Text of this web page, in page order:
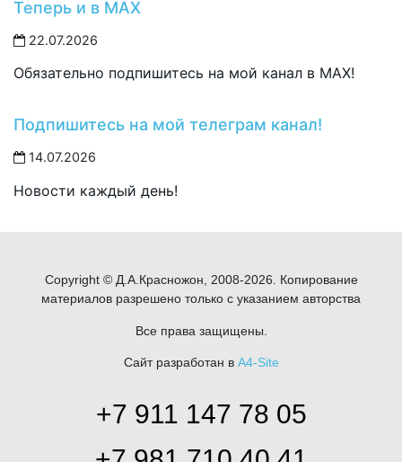
Теперь и в MAX
22.07.2026
Обязательно подпишитесь на мой канал в MAX!
Подпишитесь на мой телеграм канал!
14.07.2026
Новости каждый день!
Copyright © Д.А.Красножон, 2008-2026. Копирование
материалов разрешено только с указанием авторства
Все права защищены.
Сайт разработан в A4-Site
+7 911 147 78 05